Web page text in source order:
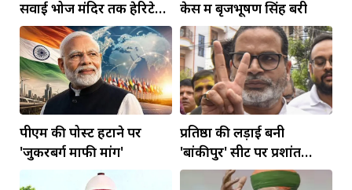
सवाई भोज मंदिर तक हेरिटेज
कॉरिडोर बनाने की मांग
केस में बृजभूषण सिंह बरी
पीएम की पोस्ट हटाने पर
'जुकरबर्ग माफी मांगें'
प्रतिष्ठा की लड़ाई बनी
'बांकीपुर' सीट पर प्रशांत
किशोर की जीत